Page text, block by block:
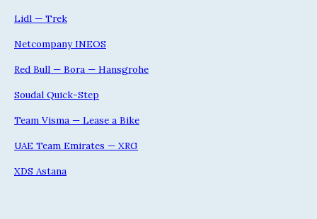
Lidl — Trek
Netcompany INEOS
Red Bull — Bora — Hansgrohe
Soudal Quick-Step
Team Visma — Lease a Bike
UAE Team Emirates — XRG
XDS Astana